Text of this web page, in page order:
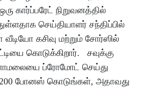
நிறுவனத்தில்
செய்தியாளர் சந்திப்பில்
வீடியோ கசிவு மற்றும் சோர்ஸில்
கொடுக்கிறார். சவுக்கு
ப்ரோமோட் செய்து
200 போனஸ் கொடுங்கள், அதாவது